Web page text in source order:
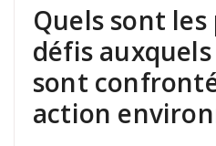
Quels sont
défis auxquels
sont
action